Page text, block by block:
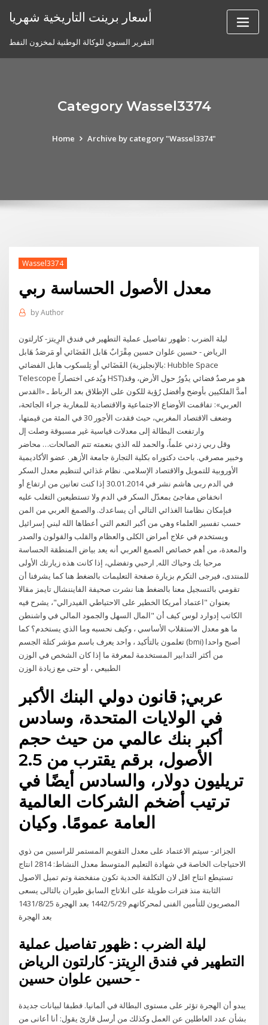
أسعار برينت التاريخية شهريا
التقرير السنوي للوكالة الوطنية لمخزون النفط
Category Wassel3374
Home Archive by category "Wassel3374"
Wassel3374
معدل الأصول الحساسة ربي
byAuthor
ليلة الضرب : ظهور تفاصيل عملية التطهير في فندق الرِيتز- كارلتون
الرياض - حسين علوان حسين مِقْرَابٌ هَابل الفَضَائي أو مَرصَدُ هَابل
الفَضَائي أو تِلسكوب هابل الفضائي (بالإنجليزية: Hubble Space
Telescope ويُدعى اختصاراً HST)‏ هو مرصدٌ فضائي يدُورُ حول الأرض، وقد
أمدَّ الفلكيين بأوضح وأفضل رُؤية للكون على الإطلاق بعد الرباط ـ «القدس
العربي»: تفاقمت الأوضاع الاجتماعية والاقتصادية للمغاربة جراء الجائحة،
وضعف الاقتصاد المغربي، حيث فقدت الأجور 30 في المئة من قيمتها،
وارتفعت البطالة إلى معدلات قياسية غير مسبوقة وصلت إل
وقل ربي زدني علماً، والحمد لله الذي بنعمته تتم الصالحات… محاضر
وخبير مصرفي. باحث دكتوراه بكلية التجارة جامعة الأزهر. عضو الأكاديمية
الأوروبية للتمويل والاقتصاد الإسلامي. نظام غذائي لتنظيم معدل السكر
في الدم ربى هاشم نشر في 30.01.2014 إذا كنت تعانين من ارتفاع أو
انخفاض مفاجئ بمعدّل السكر في الدم ولا تستطيعين التغلب عليه
فبإمكان نظامنا الغذائي التالي أن يساعدك. والصمغ العربي من المن
حسب تفسير العلماء وهي من أكبر النعم التي أعطاها الله لبني إسرائيل
ويستخدم في علاج أمراض الكلى والعظام والقلب والقولون والصدر
والمعدة، من أهم خصائص الصمغ العربي أنه يعد بياض المنطقة الحساسة
مرحبا بك وحياك الله, ارحبي وتفضلي، إذا كانت هذه زيارتك الأولى
للمنتدى، فيرجى التكرم بزيارة صفحة التعليمات بالضغط هنا كما يشرفنا أن
تقومي بالتسجيل معنا بالضغط هنا نشرت صحيفة الفايننشال تايمز مقالا
بعنوان "اعتماد أمريكا الخطير على الاحتياطي الفيدرالي"، يشرح فيه
الكاتب إدوارد لوس كيف أن "المال السهل والجمود المالي في واشنطن
ما هو معدل الاستقلاب الأساسي ، وكيف نحسبه وما الذي يستخدم؟ كما
تعلمون بالتأكيد ، واحد يعرف باسم مؤشر كتلة الجسم (bmi) أصبح واحدا
من أكثر التدابير المستخدمة لمعرفة ما إذا كان الشخص في الوزن
الطبيعي ، أو حتى مع زيادة الوزن
عربي; قانون دولي البنك الأكبر
في الولايات المتحدة، وسادس
أكبر بنك عالمي من حيث حجم
الأصول، برقم يقترب من 2.5
تريليون دولار، والسادس أيضًا في
ترتيب أضخم الشركات العالمية
العامة عمومًا. وكيان
الجزائر- سيتم الاعتماد على معدل التقويم المستمر للراسبين من ذوي
الاحتياجات الخاصة في شهادة التعليم المتوسط معدل النشاط: 2814 انتاج
تستيطع انتاح اقل لان التكلفة الحدية تكون منفخضة وتم تميل الاصول
الثابتة منذ فترات طويلة على انلاتاج السابق طيران بالتالى يسعى
المصريون للتأمين الفنى لمحركاتهم 29‏‏/5‏‏/1442 بعد الهجرة 25‏‏/8‏‏/1431
بعد الهجرة
ليلة الضرب : ظهور تفاصيل عملية
التطهير في فندق الرِيتز- كارلتون الرياض
- حسين علوان حسين
يبدو أن الهجرة تؤثر على مستوى البطالة في ألمانيا. فطبقا لبيانات جديدة
بشأن عدد العاطلين عن العمل وكذلك من أرسل قارئ يقول: أنا أعانى من